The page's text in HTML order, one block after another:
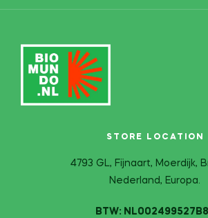
STORE LOCATION
4793 GL, Fijnaart, Moerdijk,
Nederland, Europa.
BTW: